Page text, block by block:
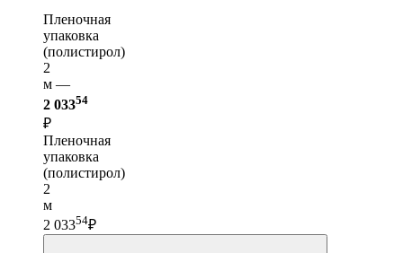
Пленочная
упаковка
(полистирол)
2
м —
2 03354
₽
Пленочная
упаковка
(полистирол)
2
м
2 03354₽